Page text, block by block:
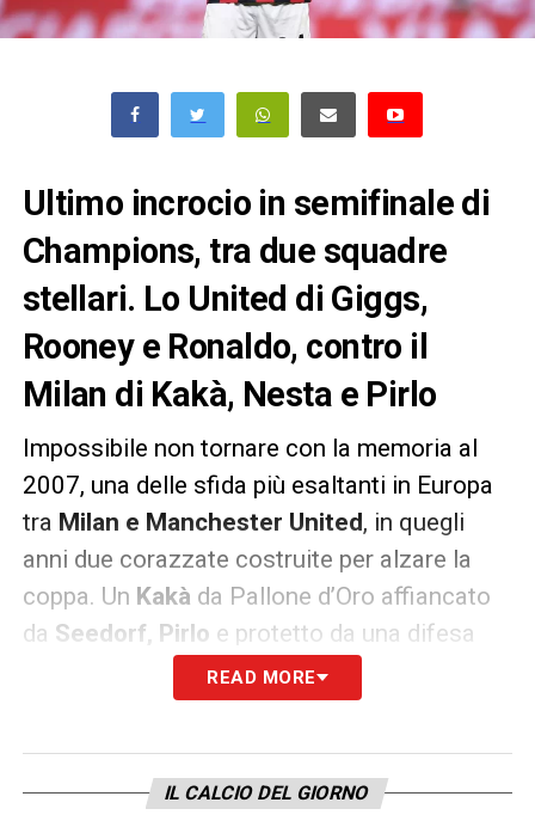
Ultimo incrocio in semifinale di
Champions, tra due squadre
stellari. Lo United di Giggs,
Rooney e Ronaldo, contro il
Milan di Kakà, Nesta e Pirlo
Impossibile non tornare con la memoria al
2007, una delle sfida più esaltanti in Europa
tra Milan e Manchester United, in quegli
anni due corazzate costruite per alzare la
coppa. Un Kakà da Pallone d’Oro affiancato
da Seedorf, Pirlo e protetto da una difesa
Maldini e Nesta
dei Red Devils faceva paura:Ronaldo,
riuscirono ad eliminare gli inglesi con una
READ MORE
IL CALCIO DEL GIORNO